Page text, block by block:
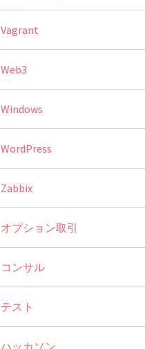
Vagrant
Web3
Windows
WordPress
Zabbix
オプション取引
コンサル
テスト
ハッカソン